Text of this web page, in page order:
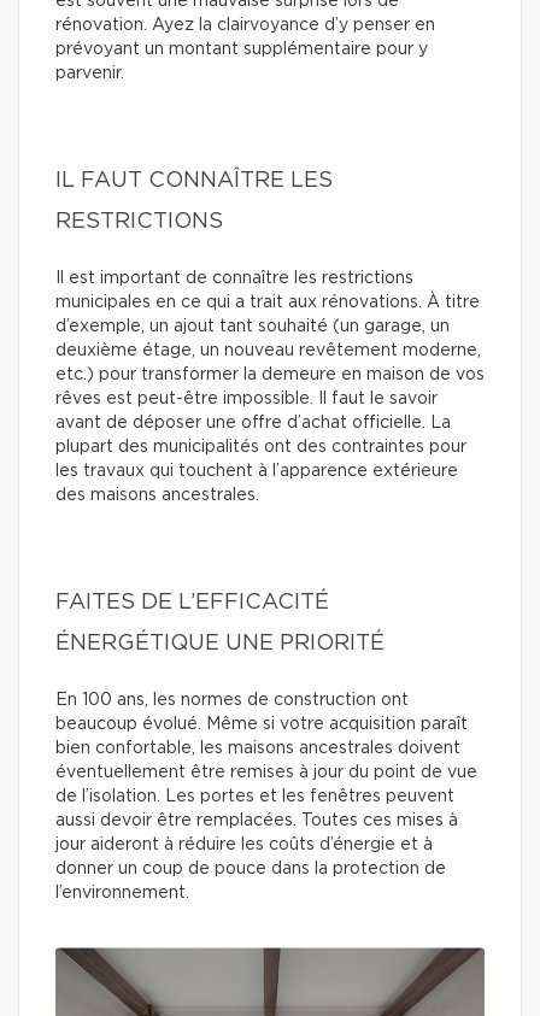
rénovation. Ayez la clairvoyance d’y penser en
prévoyant un montant supplémentaire pour y
parvenir.
IL FAUT CONNAÎTRE LES
RESTRICTIONS
Il est important de connaître les restrictions
municipales en ce qui a trait aux rénovations. À titre
d’exemple, un ajout tant souhaité (un garage, un
deuxième étage, un nouveau revêtement moderne,
etc.) pour transformer la demeure en maison de vos
rêves est peut-être impossible. Il faut le savoir
avant de déposer une offre d’achat officielle. La
plupart des municipalités ont des contraintes pour
les travaux qui touchent à l’apparence extérieure
des maisons ancestrales.
FAITES DE L’EFFICACITÉ
ÉNERGÉTIQUE UNE PRIORITÉ
En 100 ans, les normes de construction ont
beaucoup évolué. Même si votre acquisition paraît
bien confortable, les maisons ancestrales doivent
éventuellement être remises à jour du point de vue
de l’isolation. Les portes et les fenêtres peuvent
aussi devoir être remplacées. Toutes ces mises à
jour aideront à réduire les coûts d’énergie et à
donner un coup de pouce dans la protection de
l’environnement.